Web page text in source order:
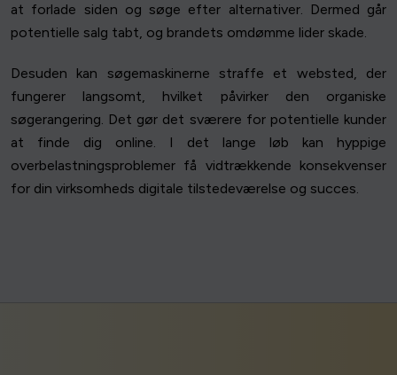
at forlade siden og søge efter alternativer. Dermed går
potentielle salg tabt, og brandets omdømme lider skade.
Desuden kan søgemaskinerne straffe et websted, der
fungerer langsomt, hvilket påvirker den organiske
søgerangering. Det gør det sværere for potentielle kunder
at finde dig online. I det lange løb kan hyppige
overbelastningsproblemer få vidtrækkende konsekvenser
for din virksomheds digitale tilstedeværelse og succes.